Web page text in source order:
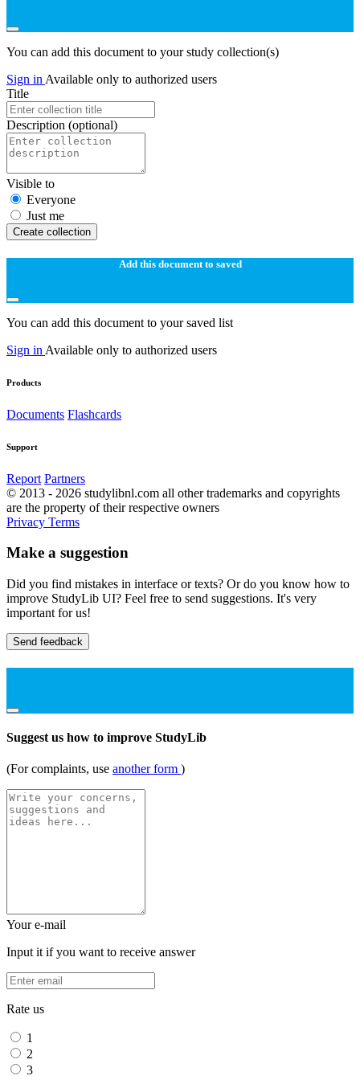
You can add this document to your study collection(s)
Sign in Available only to authorized users
Title
Description (optional)
Visible to
Everyone
Just me
Create collection
Add this document to saved
You can add this document to your saved list
Sign in Available only to authorized users
Products
Documents Flashcards
Support
Report Partners
© 2013 - 2026 studylibnl.com all other trademarks and copyrights
are the property of their respective owners
Privacy Terms
Make a suggestion
Did you find mistakes in interface or texts? Or do you know how to
improve StudyLib UI? Feel free to send suggestions. It's very
important for us!
Send feedback
Suggest us how to improve StudyLib
(For complaints, use another form )
Your e-mail
Input it if you want to receive answer
Rate us
1
2
3